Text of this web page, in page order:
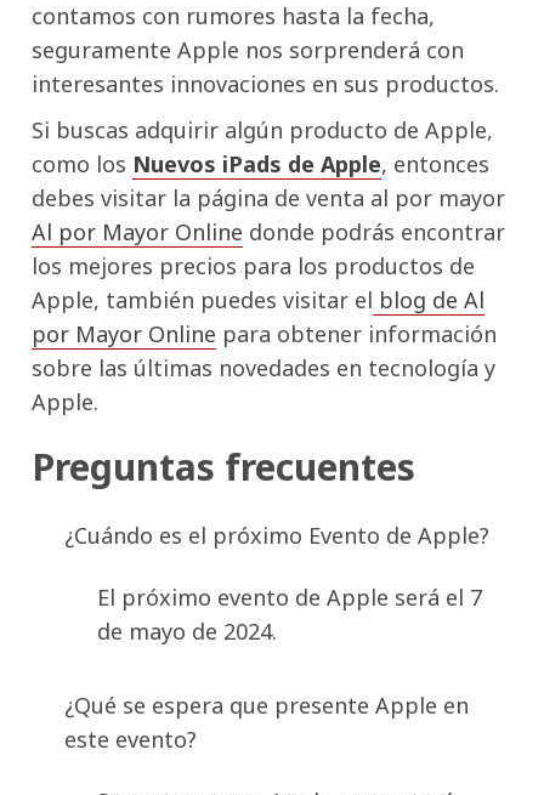
contamos con rumores hasta la fecha,
seguramente Apple nos sorprenderá con
interesantes innovaciones en sus productos.
Si buscas adquirir algún producto de Apple,
como los Nuevos iPads de Apple, entonces
debes visitar la página de venta al por mayor
Al por Mayor Online donde podrás encontrar
los mejores precios para los productos de
Apple, también puedes visitar el blog de Al
por Mayor Online para obtener información
sobre las últimas novedades en tecnología y
Apple.
Preguntas frecuentes
¿Cuándo es el próximo Evento de Apple?
El próximo evento de Apple será el 7
de mayo de 2024.
¿Qué se espera que presente Apple en
este evento?